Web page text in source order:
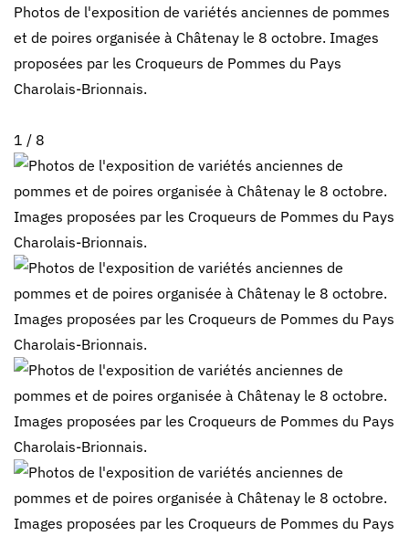
Photos de l'exposition de variétés anciennes de pommes
et de poires organisée à Châtenay le 8 octobre. Images
proposées par les Croqueurs de Pommes du Pays
Charolais-Brionnais.
1 / 8